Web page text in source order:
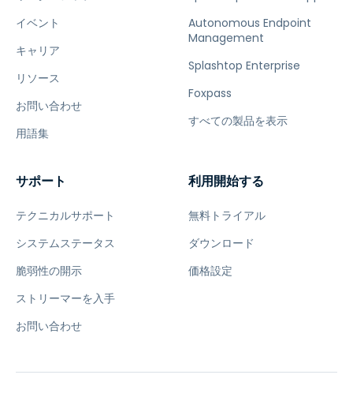
イベント
キャリア
リソース
お問い合わせ
用語集
Autonomous Endpoint
Management
Splashtop Enterprise
Foxpass
すべての製品を表示
サポート
テクニカルサポート
システムステータス
脆弱性の開示
ストリーマーを入手
お問い合わせ
利用開始する
無料トライアル
ダウンロード
価格設定